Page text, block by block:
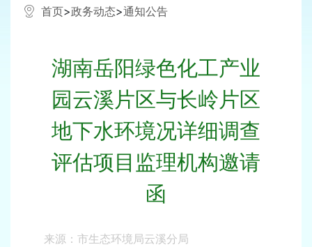
首页>政务动态>通知公告
湖南岳阳绿色化工产业
园云溪片区与长岭片区
地下水环境况详细调查
评估项目监理机构邀请
函
来源：市生态环境局云溪分局